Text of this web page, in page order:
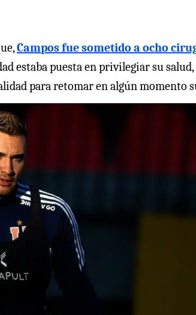
Campos fue sometido a ocho
estaba puesta en privilegiar su
para retomar en algún momento